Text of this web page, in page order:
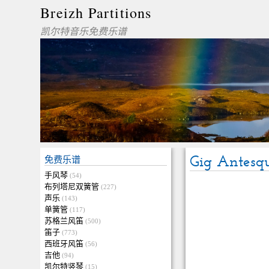
Breizh Partitions
凯尔特音乐免费乐谱
免费乐谱
手风琴 (54)
布列塔尼双簧管 (227)
声乐 (143)
单簧管 (117)
苏格兰风笛 (500)
笛子 (773)
西班牙风笛 (56)
吉他 (94)
凯尔特竖琴 (15)
Gig